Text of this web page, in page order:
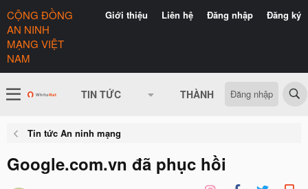
Giới thiệu Liên hệ Đăng nhập Đăng ký
CỘNG ĐỒNG
AN NINH
MẠNG VIỆT
NAM
TIN TỨC THÀNH VIÊN CÓ GÌ
Đăng nhập
Tin tức An ninh mạng
Google.com.vn đã phục hồi